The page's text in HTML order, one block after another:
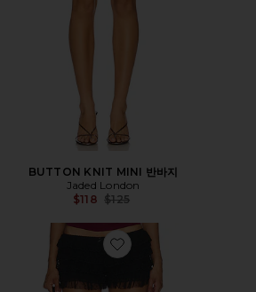
BUTTON KNIT MINI 반바지
Jaded London
$118 Previous price:
$125
Favorite RHEA 레이스 블루